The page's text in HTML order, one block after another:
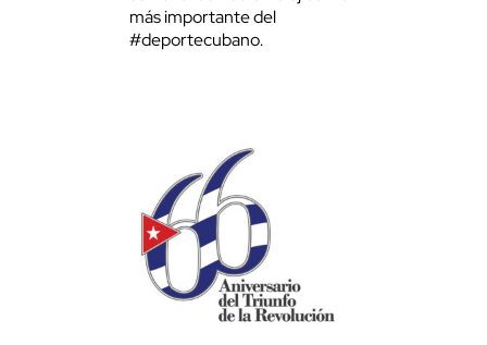
más importante del
#deportecubano.